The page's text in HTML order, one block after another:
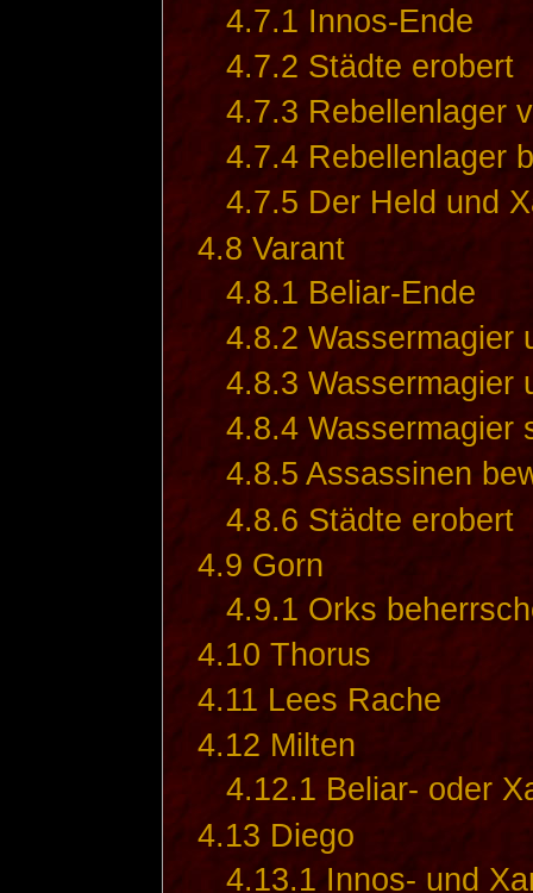
4.7.1 Innos-Ende
4.7.2 Städte erobert
4.7.3 Rebellenlager
4.7.4 Rebellenlager
4.7.5 Der Held und
4.8 Varant
4.8.1 Beliar-Ende
4.8.2 Wassermagier
4.8.3 Wassermagier
4.8.4 Wassermagier
4.8.5 Assassinen
4.8.6 Städte erobert
4.9 Gorn
4.9.1 Orks
4.10 Thorus
4.11 Lees Rache
4.12 Milten
4.12.1 Beliar- oder
4.13 Diego
4.13.1 Innos- und